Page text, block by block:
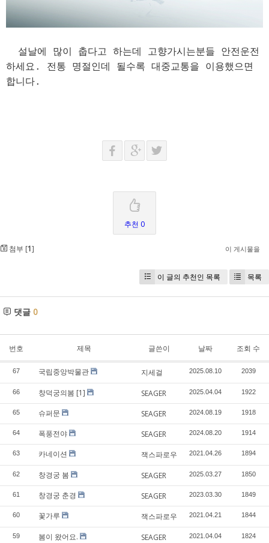
설날에 많이 춥다고 하는데 고향가시는분들 안전운전
하세요. 전통 명절인데 될수록 대중교통을 이용했으면
합니다.
추천 0
첨부 [1] 이 게시물을
이 글의 추천인 목록 목록
댓글 0
번호 제목 글쓴이 날짜 조회 수
67 국립중앙박물관 지세걸 2025.08.10 2039
66 창덕궁의봄 [1] SEAGER 2025.04.04 1922
65 슈퍼문 SEAGER 2024.08.19 1918
64 폭풍전야 SEAGER 2024.08.20 1914
63 카네이션 잭스파로우 2021.04.26 1894
62 창경궁 봄 SEAGER 2025.03.27 1850
61 창경궁 춘경 SEAGER 2023.03.30 1849
60 꽃가루 잭스파로우 2021.04.21 1844
59 봄이 왔어요. SEAGER 2021.04.04 1824